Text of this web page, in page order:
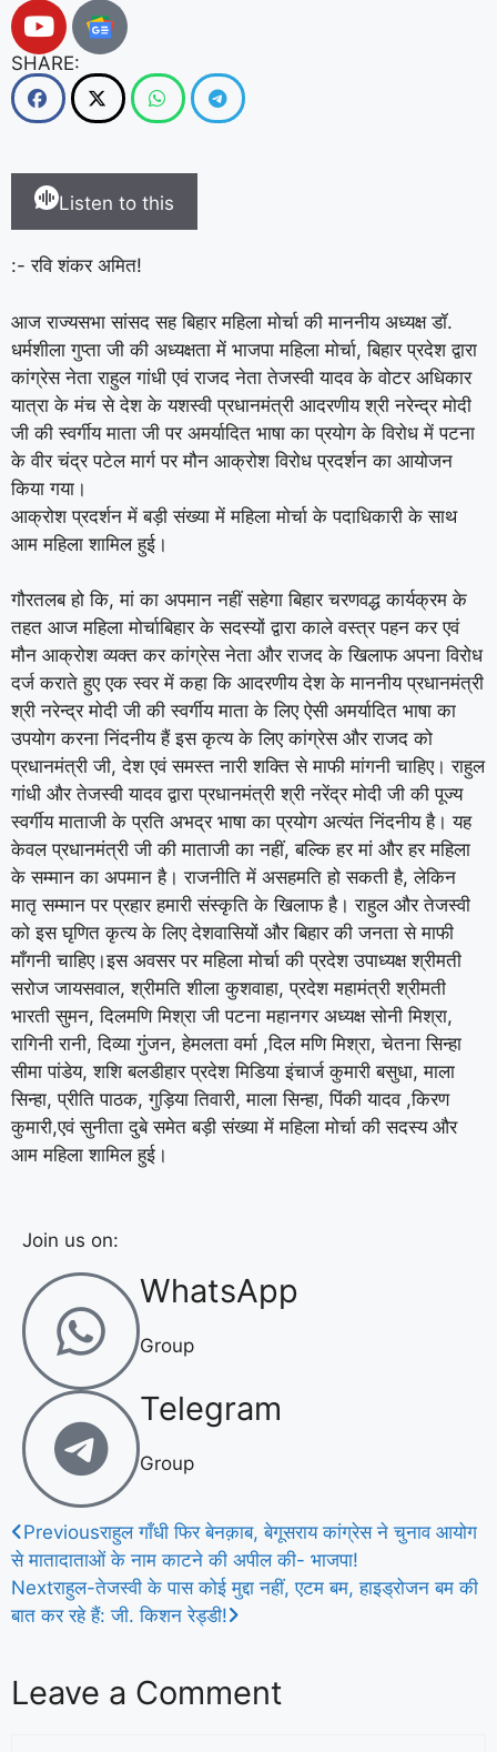
SHARE:
Listen to this
:- रवि शंकर अमित!
आज राज्यसभा सांसद सह बिहार महिला मोर्चा की माननीय अध्यक्ष डॉ.
धर्मशीला गुप्ता जी की अध्यक्षता में भाजपा महिला मोर्चा, बिहार प्रदेश द्वारा
कांग्रेस नेता राहुल गांधी एवं राजद नेता तेजस्वी यादव के वोटर अधिकार
यात्रा के मंच से देश के यशस्वी प्रधानमंत्री आदरणीय श्री नरेन्द्र मोदी
जी की स्वर्गीय माता जी पर अमर्यादित भाषा का प्रयोग के विरोध में पटना
के वीर चंद्र पटेल मार्ग पर मौन आक्रोश विरोध प्रदर्शन का आयोजन
किया गया।
आक्रोश प्रदर्शन में बड़ी संख्या में महिला मोर्चा के पदाधिकारी के साथ
आम महिला शामिल हुई।
गौरतलब हो कि, मां का अपमान नहीं सहेगा बिहार चरणवद्ध कार्यक्रम के
तहत आज महिला मोर्चाबिहार के सदस्यों द्वारा काले वस्त्र पहन कर एवं
मौन आक्रोश व्यक्त कर कांग्रेस नेता और राजद के खिलाफ अपना विरोध
दर्ज कराते हुए एक स्वर में कहा कि आदरणीय देश के माननीय प्रधानमंत्री
श्री नरेन्द्र मोदी जी की स्वर्गीय माता के लिए ऐसी अमर्यादित भाषा का
उपयोग करना निंदनीय हैं इस कृत्य के लिए कांग्रेस और राजद को
प्रधानमंत्री जी, देश एवं समस्त नारी शक्ति से माफी मांगनी चाहिए। राहुल
गांधी और तेजस्वी यादव द्वारा प्रधानमंत्री श्री नरेंद्र मोदी जी की पूज्य
स्वर्गीय माताजी के प्रति अभद्र भाषा का प्रयोग अत्यंत निंदनीय है। यह
केवल प्रधानमंत्री जी की माताजी का नहीं, बल्कि हर मां और हर महिला
के सम्मान का अपमान है। राजनीति में असहमति हो सकती है, लेकिन
मातृ सम्मान पर प्रहार हमारी संस्कृति के खिलाफ है। राहुल और तेजस्वी
को इस घृणित कृत्य के लिए देशवासियों और बिहार की जनता से माफी
माँगनी चाहिए।इस अवसर पर महिला मोर्चा की प्रदेश उपाध्यक्ष श्रीमती
सरोज जायसवाल, श्रीमति शीला कुशवाहा, प्रदेश महामंत्री श्रीमती
भारती सुमन, दिलमणि मिश्रा जी पटना महानगर अध्यक्ष सोनी मिश्रा,
रागिनी रानी, दिव्या गुंजन, हेमलता वर्मा ,दिल मणि मिश्रा, चेतना सिन्हा
सीमा पांडेय, शशि बलडीहार प्रदेश मिडिया इंचार्ज कुमारी बसुधा, माला
सिन्हा, प्रीति पाठक, गुड़िया तिवारी, माला सिन्हा, पिंकी यादव ,किरण
कुमारी,एवं सुनीता दुबे समेत बड़ी संख्या में महिला मोर्चा की सदस्य और
आम महिला शामिल हुई।
Join us on:
WhatsApp
Group
Telegram
Group
Previousराहुल गाँधी फिर बेनक़ाब, बेगूसराय कांग्रेस ने चुनाव आयोग
से मातादाताओं के नाम काटने की अपील की- भाजपा!
Nextराहुल-तेजस्वी के पास कोई मुद्दा नहीं, एटम बम, हाइड्रोजन बम की
बात कर रहे हैं: जी. किशन रेड्डी!
Leave a Comment